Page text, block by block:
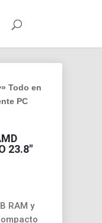
Todo en
PC
23.8″
RAM y